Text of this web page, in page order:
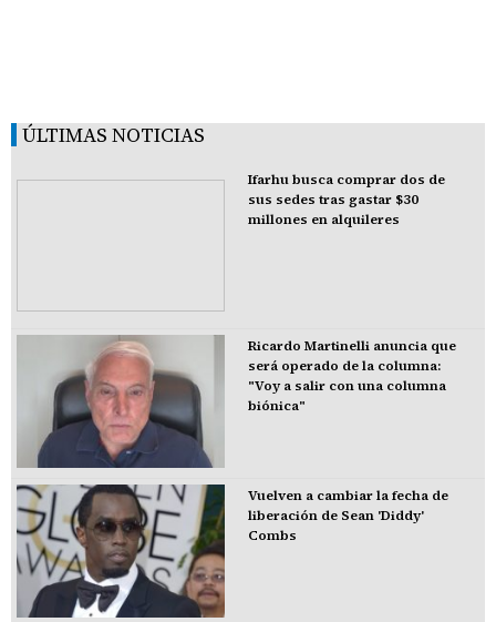
ÚLTIMAS NOTICIAS
Ifarhu busca comprar dos de
sus sedes tras gastar $30
millones en alquileres
Ricardo Martinelli anuncia que
será operado de la columna:
"Voy a salir con una columna
biónica"
Vuelven a cambiar la fecha de
liberación de Sean 'Diddy'
Combs